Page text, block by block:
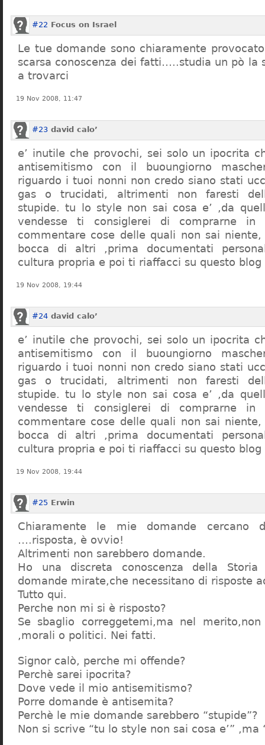
#22 Focus on Israel
Le tue domande sono chiaramente
scarsa conoscenza dei fatti…..studia un pò la
a trovarci
19 Nov 2008, 11:47
#23 david calo’
e’ inutile che provochi, sei solo un ipocrita
antisemitismo con il buoungiorno
riguardo i tuoi nonni non credo siano stati
gas o trucidati, altrimenti non faresti
stupide. tu lo style non sai cosa e’ ,da
vendesse ti consiglerei di comprarne in
commentare cose delle quali non sai
bocca di altri ,prima documentati
cultura propria e poi ti riaffacci su questo blog
19 Nov 2008, 19:44
#24 david calo’
e’ inutile che provochi, sei solo un ipocrita
antisemitismo con il buoungiorno
riguardo i tuoi nonni non credo siano stati
gas o trucidati, altrimenti non faresti
stupide. tu lo style non sai cosa e’ ,da
vendesse ti consiglerei di comprarne in
commentare cose delle quali non sai
bocca di altri ,prima documentati
cultura propria e poi ti riaffacci su questo blog
19 Nov 2008, 19:44
#25 Erwin
Chiaramente le mie domande cercano
….risposta, è ovvio!
Altrimenti non sarebbero domande.
Ho una discreta conoscenza della
domande mirate,che necessitano di risposte
Tutto qui.
Perche non mi si è risposto?
Se sbaglio correggetemi,ma nel
,morali o politici. Nei fatti.
Signor calò, perche mi offende?
Perchè sarei ipocrita?
Dove vede il mio antisemitismo?
Porre domande è antisemita?
Perchè le mie domande sarebbero “stupide”?
Non si scrive “tu lo style non sai cosa e’” ,ma